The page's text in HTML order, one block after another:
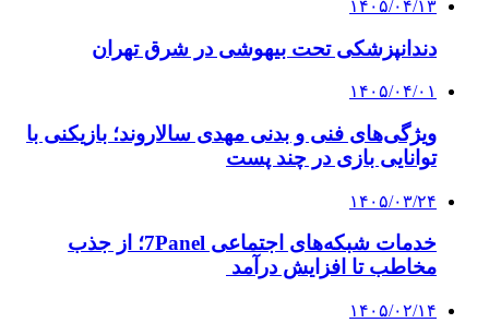
۱۴۰۵/۰۴/۱۳
دندانپزشکی تحت بیهوشی در شرق تهران
۱۴۰۵/۰۴/۰۱
ویژگی‌های فنی و بدنی مهدی سالاروند؛ بازیکنی با
توانایی بازی در چند پست
۱۴۰۵/۰۳/۲۴
خدمات شبکه‌های اجتماعی 7Panel؛ از جذب
مخاطب تا افزایش درآمد
۱۴۰۵/۰۲/۱۴